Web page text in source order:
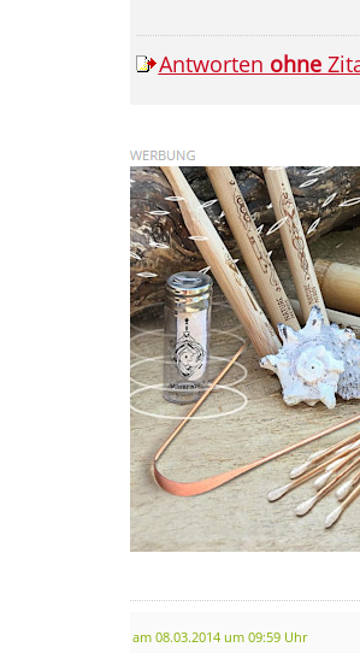
Antworten ohne
am 08.03.2014 um 09:59 Uhr